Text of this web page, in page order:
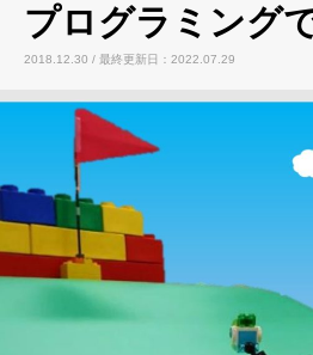
プログラミング
2018.12.30 / 最終更新日：2022.07.29